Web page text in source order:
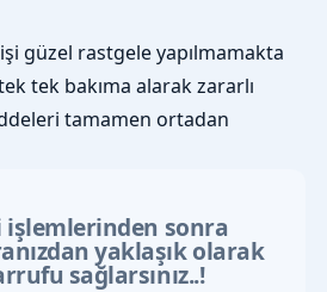
güzel rastgele yapılmamakta
tek bakıma alarak zararlı
tamamen ortadan
işlemlerinden sonra
yaklaşık olarak
sağlarsınız..!